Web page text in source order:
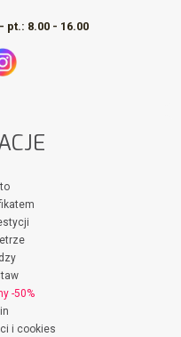
pt.: 8.00 - 16.00
-50%
i cookies